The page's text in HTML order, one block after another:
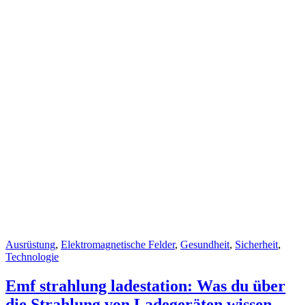
Cat
Links
Ausrüstung, Elektromagnetische Felder, Gesundheit, Sicherheit,
Technologie
Emf strahlung ladestation: Was du über